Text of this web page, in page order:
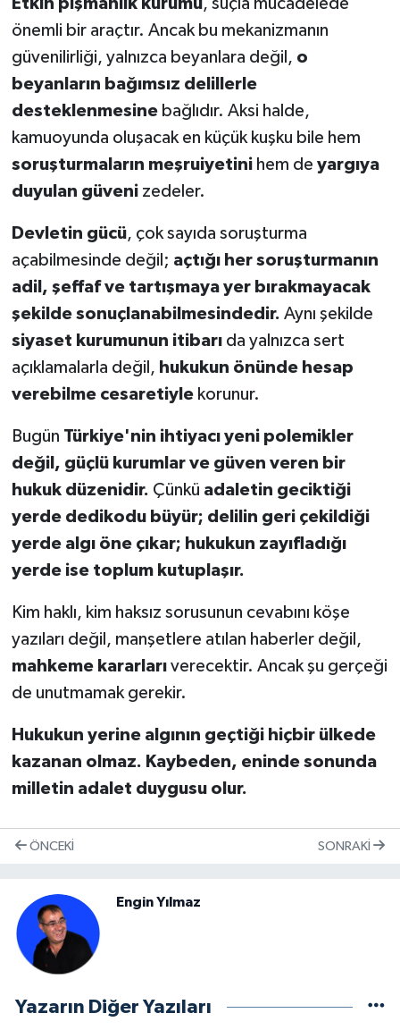
önemli bir araçtır. Ancak bu mekanizmanın
güvenilirliği, yalnızca beyanlara değil, o
beyanların bağımsız delillerle
desteklenmesinebağlıdır. Aksi halde,
kamuoyunda oluşacak en küçük kuşku bile hem
soruşturmaların meşruiyetinihem de yargıya
duyulan güvenizedeler.
Devletin gücü, çok sayıda soruşturma
açabilmesinde değil; açtığı her soruşturmanın
adil, şeffaf ve tartışmaya yer bırakmayacak
şekilde sonuçlanabilmesindedir. Aynı şekilde
siyaset kurumunun itibarıda yalnızca sert
açıklamalarla değil, hukukun önünde hesap
verebilme cesaretiylekorunur.
Bugün Türkiye'nin ihtiyacı yeni polemikler
değil, güçlü kurumlar ve güven veren bir
hukuk düzenidir. Çünkü adaletin geciktiği
yerde dedikodu büyür; delilin geri çekildiği
yerde algı öne çıkar; hukukun zayıfladığı
yerde ise toplum kutuplaşır.
Kim haklı, kim haksız sorusunun cevabını köşe
yazıları değil, manşetlere atılan haberler değil,
mahkeme kararlarıverecektir. Ancak şu gerçeği
de unutmamak gerekir.
Hukukun yerine algının geçtiği hiçbir ülkede
kazanan olmaz. Kaybeden, eninde sonunda
milletin adalet duygusu olur.
ÖNCEKI SONRAKI
Engin Yılmaz
Yazarın Diğer Yazıları